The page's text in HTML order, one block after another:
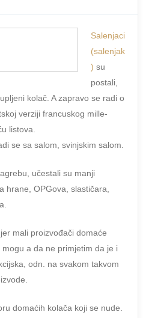
Salenjaci
(salenjak
) su
postali,
kolač. A zapravo se radi o
verziji francuskog mille-
listova.
se sa salom, svinjskim salom.
učestali su manji
hrane, OPGova, slastičara,
mali proizvođači domaće
a da ne primjetim da je i
odn. na svakom takvom
domaćih kolača koji se nude.